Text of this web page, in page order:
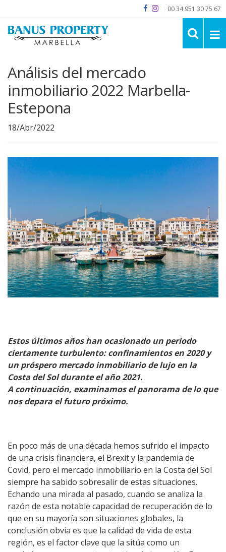
00 34 951 30 75 67
Análisis del mercado
inmobiliario 2022 Marbella-
Estepona
18/Abr/2022
Estos últimos años han ocasionado un periodo
ciertamente turbulento: confinamientos en 2020 y
un próspero mercado inmobiliario de lujo en la
Costa del Sol durante el año 2021.
A continuación, examinamos el panorama de lo que
nos depara el futuro próximo.
En poco más de una década hemos sufrido el impacto
de una crisis financiera, el Brexit y la pandemia de
Covid, pero el mercado inmobiliario en la Costa del Sol
siempre ha sabido sobresalir de estas situaciones.
Echando una mirada al pasado, cuando se analiza la
razón de esta notable capacidad de recuperación de lo
que en su mayoría son situaciones globales, la
conclusión obvia es que la calidad de vida de esta
región, es el factor clave que la sitúa como un